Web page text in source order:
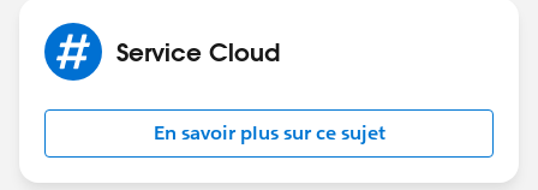
Service Cloud
En savoir plus sur ce sujet